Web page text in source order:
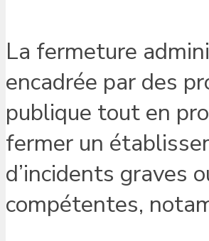
La fermeture
encadrée par des
publique tout en
fermer un
d’incidents graves
compétentes,